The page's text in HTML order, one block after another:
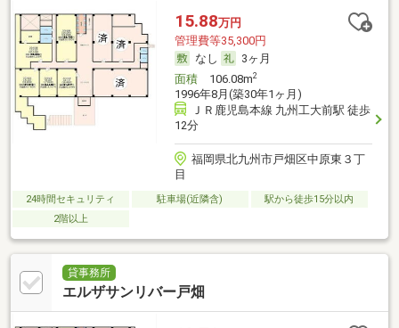
15.88万円
管理費等35,300円
なし
3ヶ月
面積106.08m2
1996年8月(築30年1ヶ月)
ＪＲ鹿児島本線 九州工大前駅 徒歩
12分
福岡県北九州市戸畑区中原東３丁
目
24時間セキュリティ 駐車場(近隣含)
駅から徒歩15分以内
2階以上
貸事務所
エルザサンリバー戸畑